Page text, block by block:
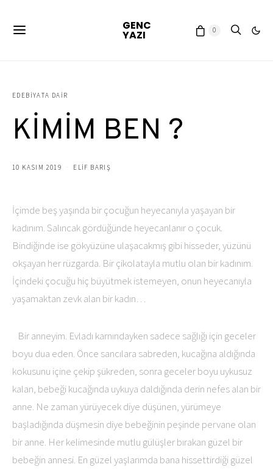
GENC
YAZI 0
EDEBIYATA DAIR
KİMİM BEN ?
10 KASIM 2019 ELIF BARIŞ
İçimde beş yaşında bir çocuğun heyecanıyla yaşayan bir
kadınım. Salıncak gördüğünde heyecanlanır o çocuk.
Bindiğinde ise gökyüzüne ulaşacakmış gibi hisseder, yüzünü
okşayan her rüzgarda. Bir çikolatayla mutlu olan bir kadınım.
İçindeki çocuğu hiç büyütmek istemeyen, onun heyecanıyla
yaşamaktan zevk alan bir kadın…
Bir anneyim. Evladı karnındayken sadece sağlığı için geceler
boyu dua eden. Önce sancılara sabreden, kucağına aldığında
kokusunu içine çekip şükreden, sonra geceler boyu uykusuz
kalan, bebeği kucağında uykuya daldığında derin nefes alan bir
anne. Ne zaman yürüyecek diye düşünen, yürümeye
başladığında düşmesin diye bebeğinin peşinde pervane olan
bir anne. Her kelimesinde mutlu gülüşler bırakan güzel bir
bebeğin annesi. En güzel yaşlarımda bana hissettirdiği güzel